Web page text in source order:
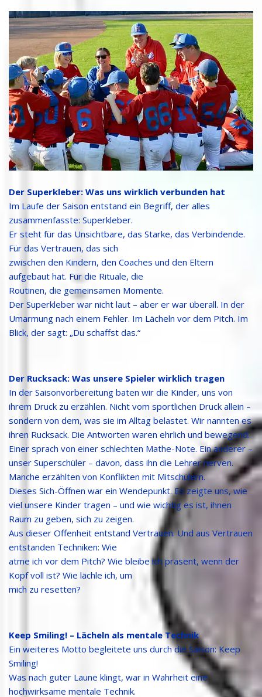
Der Superkleber: Was uns wirklich verbunden hat
Im Laufe der Saison entstand ein Begriff, der alles
zusammenfasste: Superkleber.
Er steht für das Unsichtbare, das Starke, das Verbindende.
Für das Vertrauen, das sich
zwischen den Kindern, den Coaches und den Eltern
aufgebaut hat. Für die Rituale, die
Routinen, die gemeinsamen Momente.
Der Superkleber war nicht laut – aber er war überall. In der
Umarmung nach einem Fehler. Im Lächeln vor dem Pitch. Im
Blick, der sagt: „Du schaffst das.“
Der Rucksack: Was unsere Spieler wirklich tragen
In der Saisonvorbereitung baten wir die Kinder, uns von
ihrem Druck zu erzählen. Nicht vom sportlichen Druck allein –
sondern von dem, was sie im Alltag belastet. Wir nannten es
ihren Rucksack. Die Antworten waren ehrlich und bewegend.
Einer sprach von einer schlechten Mathe-Note. Ein anderer –
unser Superschüler – davon, dass ihn die Lehrer nerven.
Manche erzählten von Konflikten mit Mitschülern.
Dieses Sich-Öffnen war ein Wendepunkt. Es zeigte uns, wie
viel unsere Kinder tragen – und wie wichtig es ist, ihnen
Raum zu geben, sich zu zeigen.
Aus dieser Offenheit entstand Vertrauen. Und aus Vertrauen
entstanden Techniken: Wie
atme ich vor dem Pitch? Wie bleibe ich präsent, wenn der
Kopf voll ist? Wie lächle ich, um
mich zu resetten?
Keep Smiling! – Lächeln als mentale Technik
Ein weiteres Motto begleitete uns durch die Saison: Keep
Smiling!
Was nach guter Laune klingt, war in Wahrheit eine
hochwirksame mentale Technik.